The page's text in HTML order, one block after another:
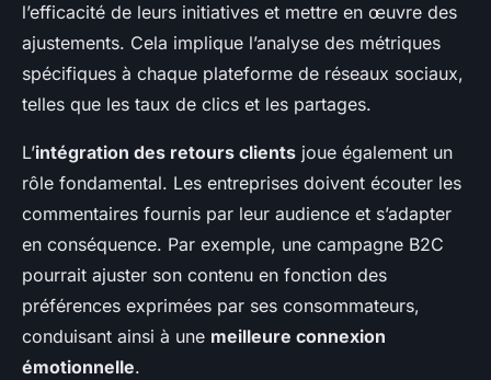
l’efficacité de leurs initiatives et mettre en œuvre des
ajustements. Cela implique l’analyse des métriques
spécifiques à chaque plateforme de réseaux sociaux,
telles que les taux de clics et les partages.
L’intégration des retours clients joue également un
rôle fondamental. Les entreprises doivent écouter les
commentaires fournis par leur audience et s’adapter
en conséquence. Par exemple, une campagne B2C
pourrait ajuster son contenu en fonction des
préférences exprimées par ses consommateurs,
conduisant ainsi à une meilleure connexion
émotionnelle.